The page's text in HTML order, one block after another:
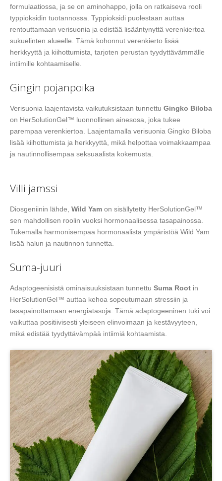
formulaatiossa, ja se on aminohappo, jolla on ratkaiseva rooli
typpioksidin tuotannossa. Typpioksidi puolestaan auttaa
rentouttamaan verisuonia ja edistää lisääntynyttä verenkiertoa
sukuelinten alueelle. Tämä kohonnut verenkierto lisää
herkkyyttä ja kiihottumista, tarjoten perustan tyydyttävämmälle
intiimille kohtaamiselle.
Gingin pojanpoika
Verisuonia laajentavista vaikutuksistaan tunnettu Gingko Biloba
on HerSolutionGel™ luonnollinen ainesosa, joka tukee
parempaa verenkiertoa. Laajentamalla verisuonia Gingko Biloba
lisää kiihottumista ja herkkyyttä, mikä helpottaa voimakkaampaa
ja nautinnollisempaa seksuaalista kokemusta.
Villi jamssi
Diosgeniinin lähde, Wild Yam on sisällytetty HerSolutionGel™
sen mahdollisen roolin vuoksi hormonaalisessa tasapainossa.
Tukemalla harmonisempaa hormonaalista ympäristöä Wild Yam
lisää halun ja nautinnon tunnetta.
Suma-juuri
Adaptogeenisistä ominaisuuksistaan tunnettu Suma Root in
HerSolutionGel™ auttaa kehoa sopeutumaan stressiin ja
tasapainottamaan energiatasoja. Tämä adaptogeeninen tuki voi
vaikuttaa positiivisesti yleiseen elinvoimaan ja kestävyyteen,
mikä edistää tyydyttävämpää intiimiä kohtaamista.